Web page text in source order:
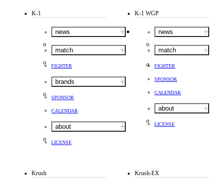
K-1
news
match
FIGHTER
brands
SPONSOR
CALENDAR
about
LICENSE
K-1 WGP
news
match
FIGHTER
SPONSOR
CALENDAR
about
LICENSE
Krush Krush-EX